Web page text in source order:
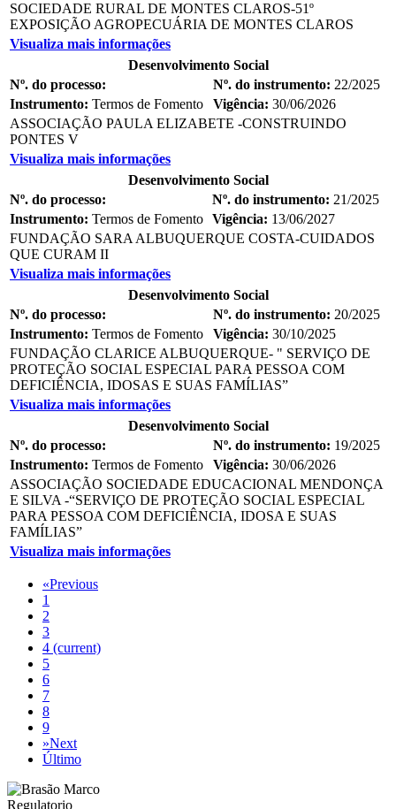
SOCIEDADE RURAL DE MONTES CLAROS-51º
EXPOSIÇÃO AGROPECUÁRIA DE MONTES CLAROS
Visualiza mais informações
Desenvolvimento Social
Nº. do processo:
Nº. do instrumento: 22/2025
Instrumento: Termos de Fomento Vigência: 30/06/2026
ASSOCIAÇÃO PAULA ELIZABETE -CONSTRUINDO
PONTES V
Visualiza mais informações
Desenvolvimento Social
Nº. do processo:
Nº. do instrumento: 21/2025
Instrumento: Termos de Fomento Vigência: 13/06/2027
FUNDAÇÃO SARA ALBUQUERQUE COSTA-CUIDADOS
QUE CURAM II
Visualiza mais informações
Desenvolvimento Social
Nº. do processo:
Nº. do instrumento: 20/2025
Instrumento: Termos de Fomento Vigência: 30/10/2025
FUNDAÇÃO CLARICE ALBUQUERQUE- " SERVIÇO DE
PROTEÇÃO SOCIAL ESPECIAL PARA PESSOA COM
DEFICIÊNCIA, IDOSAS E SUAS FAMÍLIAS”
Visualiza mais informações
Desenvolvimento Social
Nº. do processo:
Nº. do instrumento: 19/2025
Instrumento: Termos de Fomento Vigência: 30/06/2026
ASSOCIAÇÃO SOCIEDADE EDUCACIONAL MENDONÇA
E SILVA -“SERVIÇO DE PROTEÇÃO SOCIAL ESPECIAL
PARA PESSOA COM DEFICIÊNCIA, IDOSA E SUAS
FAMÍLIAS”
Visualiza mais informações
«Previous
1
2
3
4 (current)
5
6
7
8
9
»Next
Último